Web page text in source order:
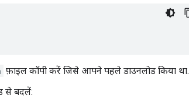
फ़ाइल कॉपी करें जिसे आपने पहले डाउनलोड किया था.
से बदलें: